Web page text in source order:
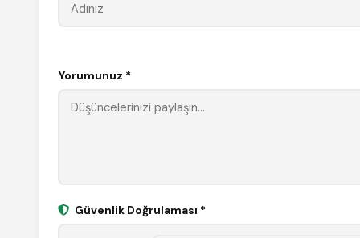
Yorumunuz *
Güvenlik Doğrulaması *